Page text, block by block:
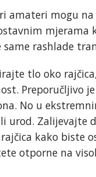
amateri mogu
mjerama
same rashlade
tlo oko
Preporučljivo
No u
urod. Zalijevajte
kako biste
otporne na